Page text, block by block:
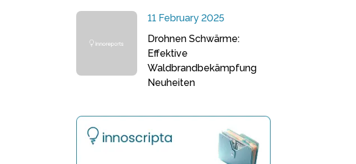
11 February 2025
Drohnen Schwärme:
Effektive
Waldbrandbekämpfung
Neuheiten